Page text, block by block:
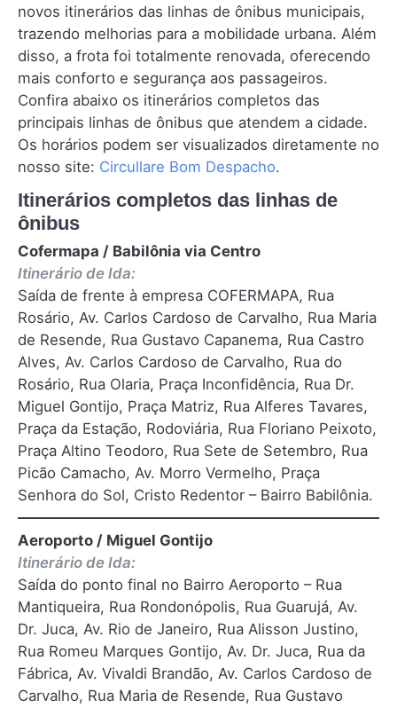
novos itinerários das linhas de ônibus municipais,
trazendo melhorias para a mobilidade urbana. Além
disso, a frota foi totalmente renovada, oferecendo
mais conforto e segurança aos passageiros.
Confira abaixo os itinerários completos das
principais linhas de ônibus que atendem a cidade.
Os horários podem ser visualizados diretamente no
nosso site: Circullare Bom Despacho.
Itinerários completos das linhas de
ônibus
Cofermapa / Babilônia via Centro
Itinerário de Ida:
Saída de frente à empresa COFERMAPA, Rua
Rosário, Av. Carlos Cardoso de Carvalho, Rua Maria
de Resende, Rua Gustavo Capanema, Rua Castro
Alves, Av. Carlos Cardoso de Carvalho, Rua do
Rosário, Rua Olaria, Praça Inconfidência, Rua Dr.
Miguel Gontijo, Praça Matriz, Rua Alferes Tavares,
Praça da Estação, Rodoviária, Rua Floriano Peixoto,
Praça Altino Teodoro, Rua Sete de Setembro, Rua
Picão Camacho, Av. Morro Vermelho, Praça
Senhora do Sol, Cristo Redentor – Bairro Babilônia.
Aeroporto / Miguel Gontijo
Itinerário de Ida:
Saída do ponto final no Bairro Aeroporto – Rua
Mantiqueira, Rua Rondonópolis, Rua Guarujá, Av.
Dr. Juca, Av. Rio de Janeiro, Rua Alisson Justino,
Rua Romeu Marques Gontijo, Av. Dr. Juca, Rua da
Fábrica, Av. Vivaldi Brandão, Av. Carlos Cardoso de
Carvalho, Rua Maria de Resende, Rua Gustavo